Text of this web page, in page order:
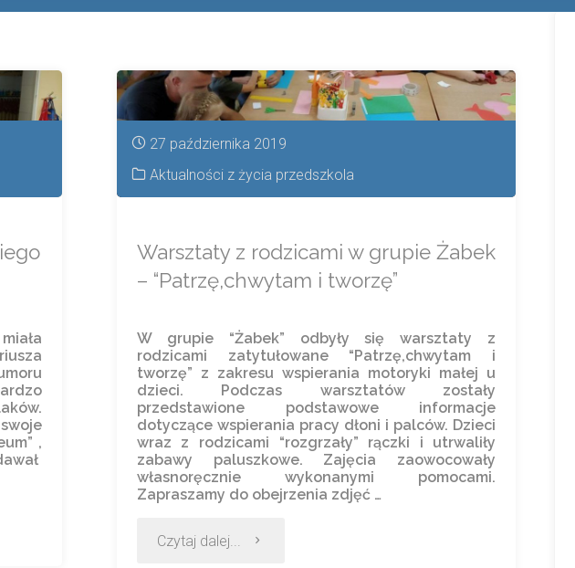
,
27 października 2019
Aktualności z życia przedszkola
Warsztaty z rodzicami w grupie Żabek
– “Patrzę,chwytam i tworzę”
W grupie “Żabek” odbyły się warsztaty z
rodzicami zatytułowane “Patrzę,chwytam i
tworzę” z zakresu wspierania motoryki małej u
dzieci. Podczas warsztatów zostały
przedstawione podstawowe informacje
dotyczące wspierania pracy dłoni i palców. Dzieci
wraz z rodzicami “rozgrzały” rączki i utrwaliły
zabawy paluszkowe. Zajęcia zaowocowały
własnoręcznie wykonanymi pomocami.
Zapraszamy do obejrzenia zdjęć …
Czytaj dalej...